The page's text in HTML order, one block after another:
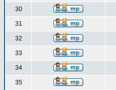
30
31
32
33
34
35